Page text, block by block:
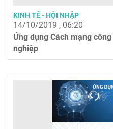
KINH TẾ - HỘI NHẬP
14/10/2019 , 06:20
Ứng dụng Cách mạng
nghiệp